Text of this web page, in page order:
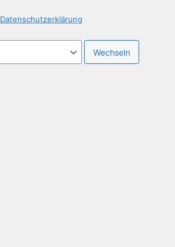
Datenschutzerklärung